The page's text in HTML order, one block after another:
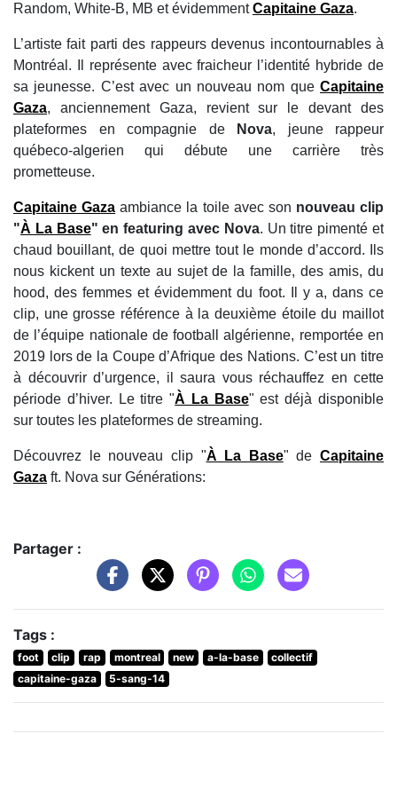
Random, White-B, MB et évidemmentCapitaine Gaza.
L’artiste fait parti des rappeurs devenus incontournables à
Montréal. Il représente avec fraicheur l’identité hybride de
sa jeunesse. C’est avec un nouveau nom que Capitaine
Gaza, anciennement Gaza, revient sur le devant des
plateformes en compagnie de
Nova, jeune rappeur
québeco-algerien qui débute une carrière très
prometteuse.
Capitaine Gaza ambiance la toile avec son nouveau clip
"À La Base" en featuring avec Nova. Un titre pimenté et
chaud bouillant, de quoi mettre tout le monde d’accord. Ils
nous kickent un texte au sujet de la famille, des amis, du
hood, des femmes et évidemment du foot. Il y a, dans ce
clip, une grosse référence à la deuxième étoile du maillot
de l’équipe nationale de football algérienne, remportée en
2019 lors de la Coupe d’Afrique des Nations. C’est un titre
à découvrir d’urgence, il saura vous réchauffez en cette
période d’hiver. Le titre "À La Base" est déjà disponible
sur toutes les plateformes de streaming.
Découvrez le nouveau clip "À La Base" de Capitaine
Gaza ft. Nova sur Générations:
Partager :
Tags :
foot clip rap montreal new a-la-base
collectif
capitaine-gaza
5-sang-14